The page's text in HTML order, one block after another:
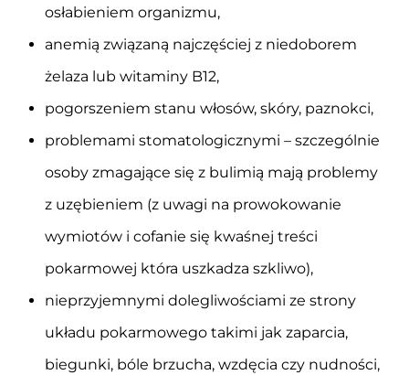
osłabieniem organizmu,
anemią związaną najczęściej z niedoborem
żelaza lub witaminy B12,
pogorszeniem stanu włosów, skóry, paznokci,
problemami stomatologicznymi – szczególnie
osoby zmagające się z bulimią mają problemy
z uzębieniem (z uwagi na prowokowanie
wymiotów i cofanie się kwaśnej treści
pokarmowej która uszkadza szkliwo),
nieprzyjemnymi dolegliwościami ze strony
układu pokarmowego takimi jak zaparcia,
biegunki, bóle brzucha, wzdęcia czy nudności,